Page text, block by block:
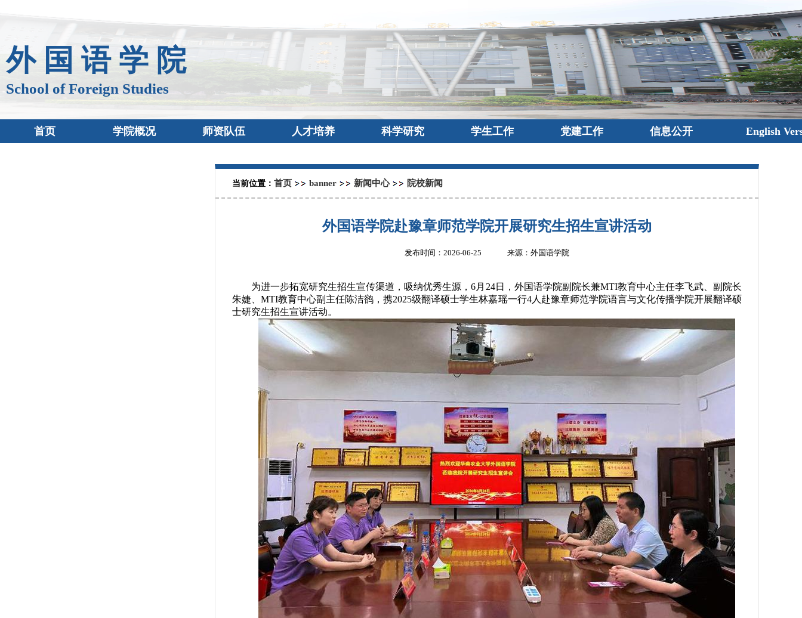
外 国 语 学 院
School of Foreign Studies
首页 学院概况 师资队伍 人才培养 科学研究 学生工作 党建工作 信息公开 English
当前位置： 首页 banner 新闻中心 院校新闻
外国语学院赴豫章师范学院开展研究生招生宣讲活动
发布时间：2026-06-25 来源：外国语学院
为进一步拓宽研究生招生宣传渠道，吸纳优秀生源，6月24日，外国语学院副院长兼MTI教育中心主任李飞武、副院长
朱婕、MTI教育中心副主任陈洁鹆，携2025级翻译硕士学生林嘉瑶一行4人赴豫章师范学院语言与文化传播学院开展翻译硕
士研究生招生宣讲活动。